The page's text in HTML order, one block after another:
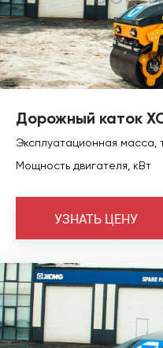
Дорожный каток
Эксплуатационная масса,
Мощность двигателя, кВт
УЗНАТЬ ЦЕНУ